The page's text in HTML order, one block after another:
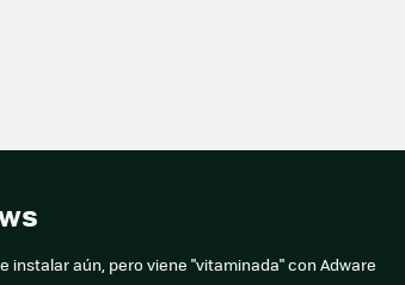
instalar aún, pero viene "vitaminada" con Adware